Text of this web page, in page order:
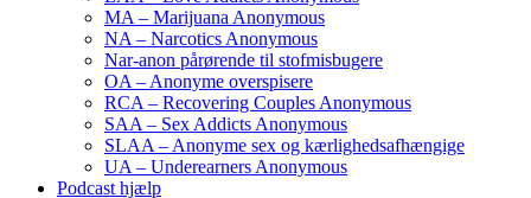
MA – Marijuana Anonymous
NA – Narcotics Anonymous
Nar-anon pårørende til stofmisbugere
OA – Anonyme overspisere
RCA – Recovering Couples Anonymous
SAA – Sex Addicts Anonymous
SLAA – Anonyme sex og kærlighedsafhængige
UA – Underearners Anonymous
Podcast hjælp